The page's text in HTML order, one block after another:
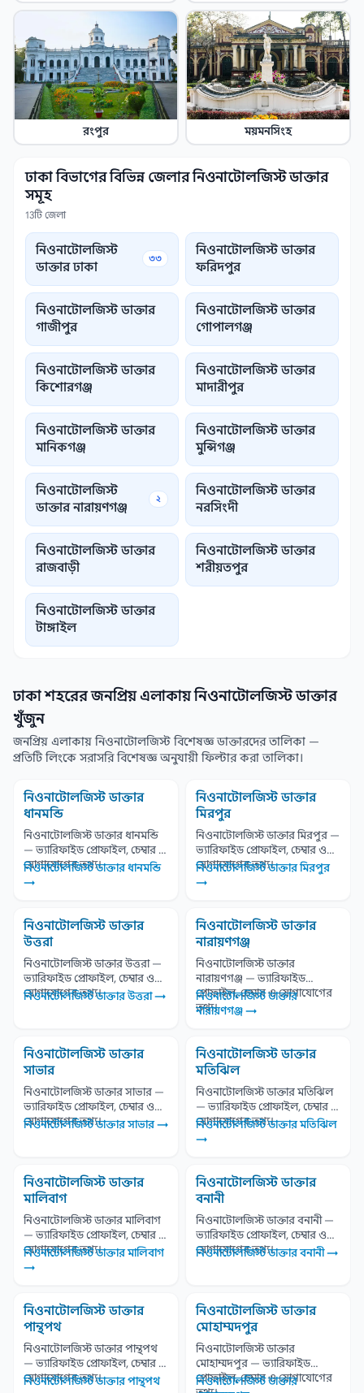
রংপুর ময়মনসিংহ
ঢাকা বিভাগের বিভিন্ন জেলার নিওনাটোলজিস্ট ডাক্তার
সমূহ
13টি জেলা
নিওনাটোলজিস্ট
ডাক্তার ঢাকা
৩৩
নিওনাটোলজিস্ট ডাক্তার
ফরিদপুর
নিওনাটোলজিস্ট ডাক্তার
গাজীপুর
নিওনাটোলজিস্ট ডাক্তার
গোপালগঞ্জ
নিওনাটোলজিস্ট ডাক্তার
কিশোরগঞ্জ
নিওনাটোলজিস্ট ডাক্তার
মাদারীপুর
নিওনাটোলজিস্ট ডাক্তার
মানিকগঞ্জ
নিওনাটোলজিস্ট ডাক্তার
মুন্সিগঞ্জ
নিওনাটোলজিস্ট
ডাক্তার নারায়ণগঞ্জ
২
নিওনাটোলজিস্ট ডাক্তার
নরসিংদী
নিওনাটোলজিস্ট ডাক্তার
রাজবাড়ী
নিওনাটোলজিস্ট ডাক্তার
শরীয়তপুর
নিওনাটোলজিস্ট ডাক্তার
টাঙ্গাইল
ঢাকা শহরের জনপ্রিয় এলাকায় নিওনাটোলজিস্ট ডাক্তার
খুঁজুন
জনপ্রিয় এলাকায় নিওনাটোলজিস্ট বিশেষজ্ঞ ডাক্তারদের তালিকা —
প্রতিটি লিংকে সরাসরি বিশেষজ্ঞ অনুযায়ী ফিল্টার করা তালিকা।
নিওনাটোলজিস্ট ডাক্তার
ধানমন্ডি
নিওনাটোলজিস্ট ডাক্তার ধানমন্ডি
— ভ্যারিফাইড প্রোফাইল, চেম্বার ও
যোগাযোগের তথ্য।
নিওনাটোলজিস্ট ডাক্তার ধানমন্ডি
→
নিওনাটোলজিস্ট ডাক্তার
মিরপুর
নিওনাটোলজিস্ট ডাক্তার মিরপুর —
ভ্যারিফাইড প্রোফাইল, চেম্বার ও
যোগাযোগের তথ্য।
নিওনাটোলজিস্ট ডাক্তার মিরপুর
→
নিওনাটোলজিস্ট ডাক্তার
উত্তরা
নিওনাটোলজিস্ট ডাক্তার উত্তরা —
ভ্যারিফাইড প্রোফাইল, চেম্বার ও
যোগাযোগের তথ্য।
নিওনাটোলজিস্ট ডাক্তার উত্তরা →
নিওনাটোলজিস্ট ডাক্তার
নারায়ণগঞ্জ
নিওনাটোলজিস্ট ডাক্তার
নারায়ণগঞ্জ — ভ্যারিফাইড
প্রোফাইল, চেম্বার ও যোগাযোগের
তথ্য।
নিওনাটোলজিস্ট ডাক্তার
নারায়ণগঞ্জ →
নিওনাটোলজিস্ট ডাক্তার
সাভার
নিওনাটোলজিস্ট ডাক্তার সাভার —
ভ্যারিফাইড প্রোফাইল, চেম্বার ও
যোগাযোগের তথ্য।
নিওনাটোলজিস্ট ডাক্তার সাভার →
নিওনাটোলজিস্ট ডাক্তার
মতিঝিল
নিওনাটোলজিস্ট ডাক্তার মতিঝিল
— ভ্যারিফাইড প্রোফাইল, চেম্বার ও
যোগাযোগের তথ্য।
নিওনাটোলজিস্ট ডাক্তার মতিঝিল
→
নিওনাটোলজিস্ট ডাক্তার
মালিবাগ
নিওনাটোলজিস্ট ডাক্তার মালিবাগ
— ভ্যারিফাইড প্রোফাইল, চেম্বার ও
যোগাযোগের তথ্য।
নিওনাটোলজিস্ট ডাক্তার মালিবাগ
→
নিওনাটোলজিস্ট ডাক্তার
বনানী
নিওনাটোলজিস্ট ডাক্তার বনানী —
ভ্যারিফাইড প্রোফাইল, চেম্বার ও
যোগাযোগের তথ্য।
নিওনাটোলজিস্ট ডাক্তার বনানী →
নিওনাটোলজিস্ট ডাক্তার
পান্থপথ
নিওনাটোলজিস্ট ডাক্তার পান্থপথ
— ভ্যারিফাইড প্রোফাইল, চেম্বার ও
যোগাযোগের তথ্য।
নিওনাটোলজিস্ট ডাক্তার পান্থপথ
নিওনাটোলজিস্ট ডাক্তার
মোহাম্মদপুর
নিওনাটোলজিস্ট ডাক্তার
মোহাম্মদপুর — ভ্যারিফাইড
প্রোফাইল, চেম্বার ও যোগাযোগের
নিওনাটোলজিস্ট ডাক্তার